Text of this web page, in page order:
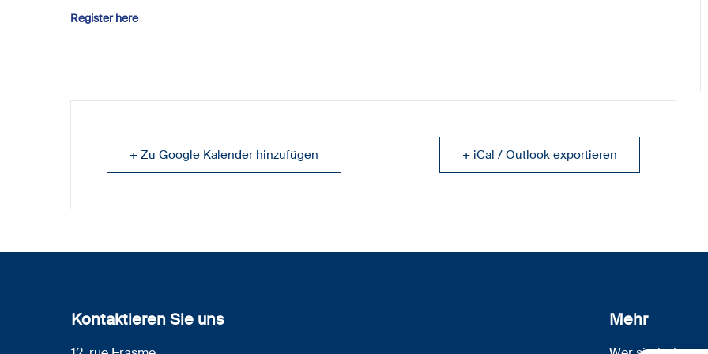
Register here
+ Zu Google Kalender hinzufügen + iCal / Outlook exportieren
Kontaktieren Sie uns Mehr